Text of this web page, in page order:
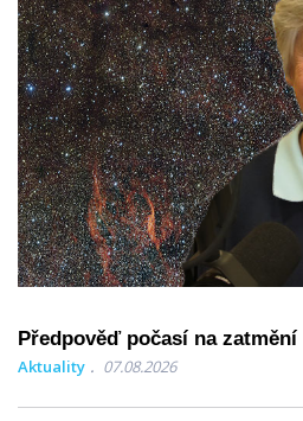
Předpověď počasí na zatmění
Aktuality 07.08.2026